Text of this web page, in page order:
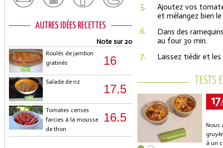
AUTRES IDÉES RECETTES
Note sur 20
Roulés de jambon
gratinés
16
Salade de riz
17.5
Tomates cerises
farcies à la mousse
de thon
16.5
5.
Ajoutez vos
et mélangez bien
6.
Dans des
au four 30 min.
7. Laissez tiédir et les
17
Nous
à un